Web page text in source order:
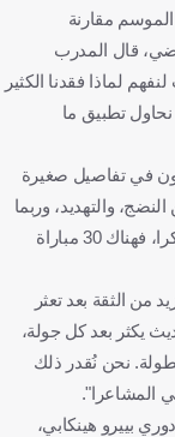
مقارنة
قال المدرب
لماذا فقدنا الكثير
تطبيق ما
في تفاصيل صغيرة
والتهديد، وربما
القناعة في هذه المرحلة. ومع ذلك، ما زال الوقت مبكرا، فهناك 30 مباراة
من الثقة بعد تعثر
يكثر بعد كل جولة،
نحن نُقدر ذلك
المشاعرا".
بييرو هينكابي،